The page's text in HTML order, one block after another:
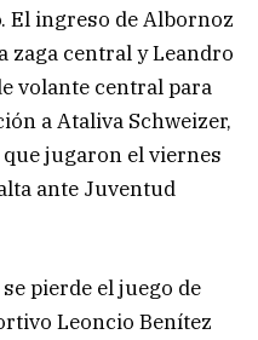
El ingreso de Albornoz
zaga central y Leandro
volante central para
a Ataliva Schweizer,
jugaron el viernes
ante Juventud
pierde el juego de
Leoncio Benítez